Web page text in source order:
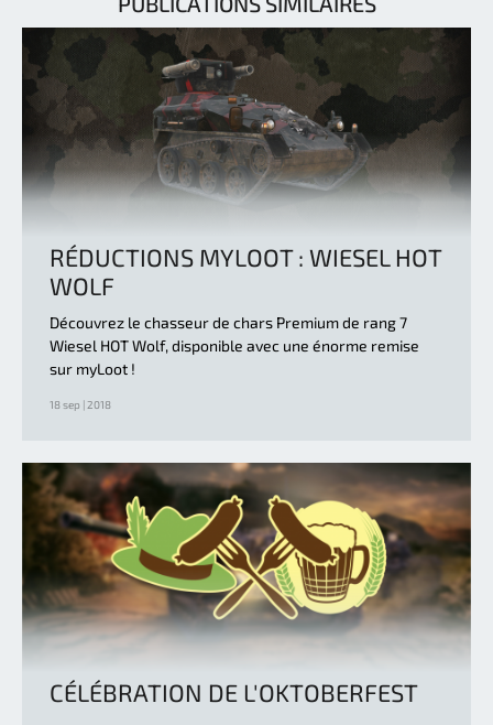
RÉDUCTIONS MYLOOT : WIESEL HOT
WOLF
Découvrez le chasseur de chars Premium de rang 7
Wiesel HOT Wolf, disponible avec une énorme remise
sur myLoot !
18 sep | 2018
CÉLÉBRATION DE L'OKTOBERFEST